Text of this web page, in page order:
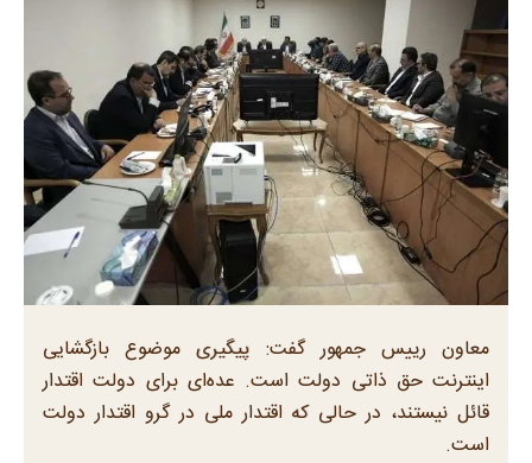
معاون رییس جمهور گفت: پیگیری موضوع بازگشایی
اینترنت حق ذاتی دولت است. عده‌ای برای دولت اقتدار
قائل نیستند، در حالی که اقتدار ملی در گرو اقتدار دولت
است.